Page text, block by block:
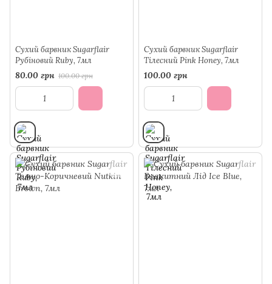
Сухий барвник Sugarflair
Рубіновий Ruby, 7мл
80.00 грн 100.00 грн
Сухий барвник Sugarflair
Тілесний Pink Honey, 7мл
100.00 грн